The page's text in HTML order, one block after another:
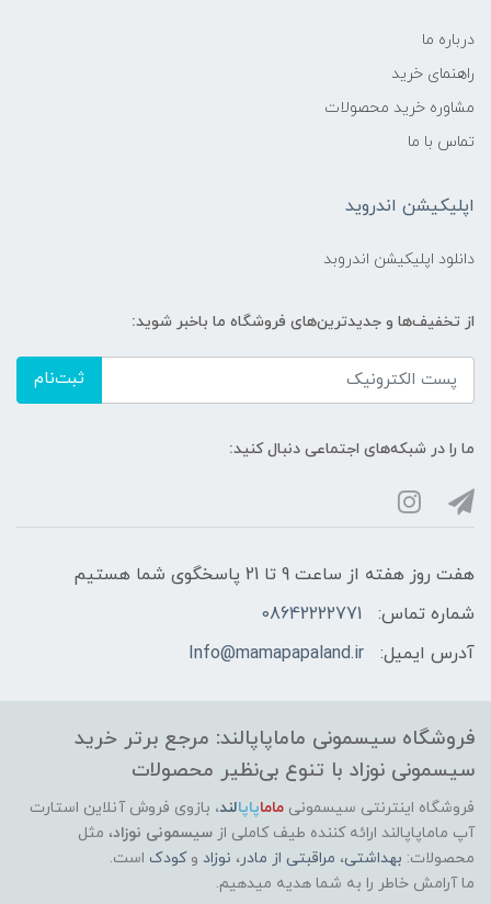
درباره ما
راهنمای خرید
مشاوره خرید محصولات
تماس با ما
اپلیکیشن اندروید
دانلود اپلیکیشن اندروبد
از تخفیف‌ها و جدیدترین‌های فروشگاه ما باخبر شوید:
ثبت‌نام
ما را در شبکه‌های اجتماعی دنبال کنید:
هفت روز هفته از ساعت 9 تا 21 پاسخگوی شما هستیم
شماره تماس:
08642222771
آدرس ایمیل:
Info@mamapapaland.ir
فروشگاه سیسمونی ماماپاپالند: مرجع برتر خرید
سیسمونی نوزاد با تنوع بی‌نظیر محصولات
فروشگاه اینترنتی سیسمونی ماماپاپالند، بازوی فروش آنلاین استارت
آپ ماماپاپالند ارائه کننده طیف کاملی از سیسمونی نوزاد، مثل
محصولات: بهداشتی، مراقبتی از مادر ، نوزاد وکودک است.
ما آرامش خاطر را به شما هدیه میدهیم.